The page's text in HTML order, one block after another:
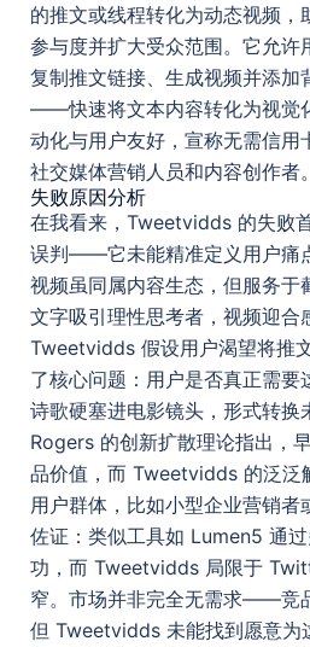
的推文或线程转化为动态视频，
参与度并扩大受众范围。它允
复制推文链接、生成视频并添加
——快速将文本内容转化为视觉
动化与用户友好，宣称无需信用
社交媒体营销人员和内容创作者。
失败原因分析
在我看来，Tweetvidds 的失败
误判——它未能精准定义用户痛
视频虽同属内容生态，但服务于
文字吸引理性思考者，视频迎合
Tweetvidds 假设用户渴望将推
了核心问题：用户是否真正需要
诗歌硬塞进电影镜头，形式转
Rogers 的创新扩散理论指出，
品价值，而 Tweetvidds 的泛泛
用户群体，比如小型企业营销者
佐证：类似工具如 Lumen5 通
功，而 Tweetvidds 局限于
窄。市场并非完全无需求——
但 Tweetvidds 未能找到愿意为